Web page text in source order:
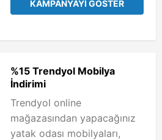
KAMPANYAYI GÖSTER
%15 Trendyol Mobilya
İndirimi
Trendyol online
mağazasından yapacağınız
yatak odası mobilyaları,